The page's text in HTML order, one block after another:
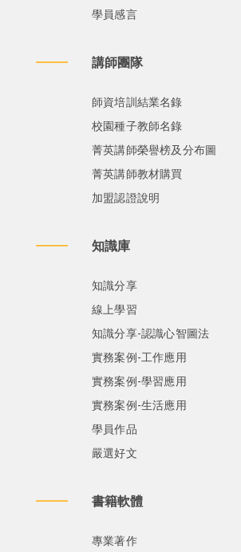
學員感言
講師團隊
師資培訓結業名錄
校園種子教師名錄
菁英講師榮譽榜及分布圖
菁英講師教材購買
加盟認證說明
知識庫
知識分享
線上學習
知識分享-認識心智圖法
實務案例-工作應用
實務案例-學習應用
實務案例-生活應用
學員作品
嚴選好文
書籍軟體
專業著作